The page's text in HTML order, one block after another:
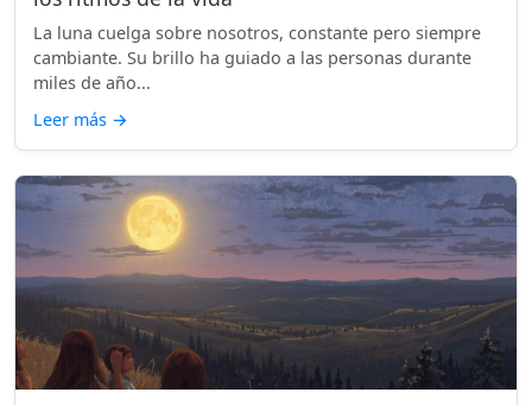
La luna cuelga sobre nosotros, constante pero siempre
cambiante. Su brillo ha guiado a las personas durante
miles de año...
Leer más →